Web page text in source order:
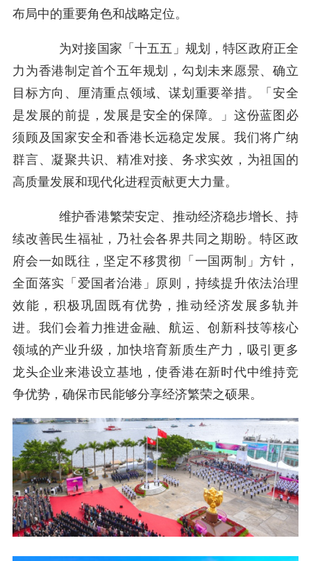
布局中的重要角色和战略定位。
为对接国家「十五五」规划，特区政府正全
力为香港制定首个五年规划，勾划未来愿景、确立
目标方向、厘清重点领域、谋划重要举措。「安全
是发展的前提，发展是安全的保障。」这份蓝图必
须顾及国家安全和香港长远稳定发展。我们将广纳
群言、凝聚共识、精准对接、务求实效，为祖国的
高质量发展和现代化进程贡献更大力量。
维护香港繁荣安定、推动经济稳步增长、持
续改善民生福祉，乃社会各界共同之期盼。特区政
府会一如既往，坚定不移贯彻「一国两制」方针，
全面落实「爱国者治港」原则，持续提升依法治理
效能，积极巩固既有优势，推动经济发展多轨并
进。我们会着力推进金融、航运、创新科技等核心
领域的产业升级，加快培育新质生产力，吸引更多
龙头企业来港设立基地，使香港在新时代中维持竞
争优势，确保市民能够分享经济繁荣之硕果。